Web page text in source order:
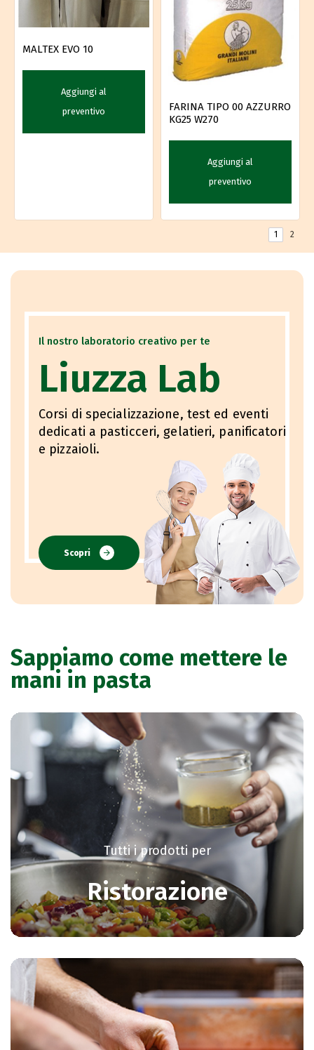
MALTEX EVO 10
Aggiungi al
preventivo
FARINA TIPO 00 AZZURRO
KG25 W270
Aggiungi al
preventivo
1 2
Il nostro laboratorio creativo per te
Liuzza Lab
Corsi di specializzazione, test ed eventi
dedicati a pasticceri, gelatieri, panificatori
e pizzaioli.
Scopri
Sappiamo come mettere le
mani in pasta
Tutti i prodotti per
Ristorazione